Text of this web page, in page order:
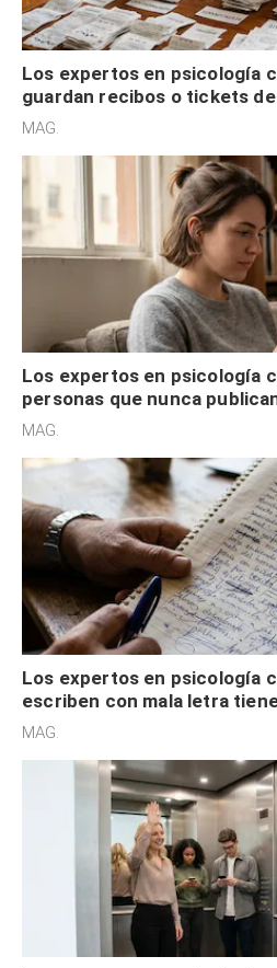
Los expertos en psicología
guardan recibos o tickets
son acumuladores, sino que
MAG.
Los expertos en psicología
personas que nunca
redes sociales no pretenden
MAG.
Los expertos en psicología
escriben con mala letra
acelerado y no lo hacen por
MAG.